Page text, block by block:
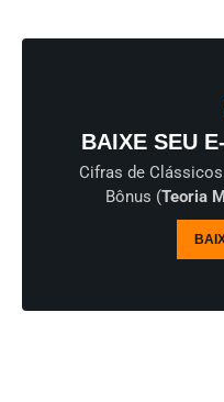
BAIXE SEU
Cifras de
Bônus (Teoria